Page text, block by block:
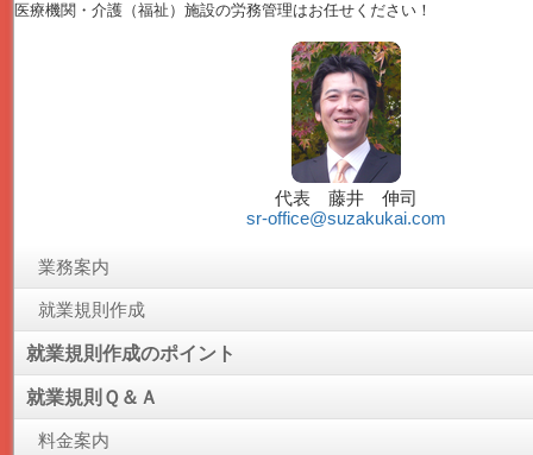
医療機関・介護（福祉）施設の労務管理はお任せください！
代表 藤井 伸司
sr-office@suzakukai.com
業務案内
就業規則作成
就業規則作成のポイント
就業規則Ｑ＆Ａ
料金案内